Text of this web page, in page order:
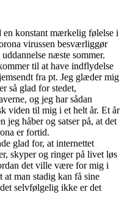
en konstant mærkelig følelse i
virussen besværliggør
næste sommer.
til at have indflydelse
fra pt. Jeg glæder mig
så glad for stedet,
og jeg har sådan
viden til mig i et helt år. Et år
jeg håber og satser på, at det
er fortid.
glad for, at internettet
skyper og ringer på livet løs
det ville være for mig i
at man stadig kan få sine
selvfølgelig ikke er det